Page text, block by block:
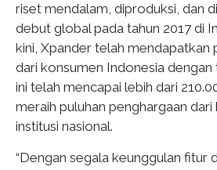
riset mendalam, diproduksi, dan
debut global pada tahun 2017 di
kini, Xpander telah mendapatkan
dari konsumen Indonesia
ini telah mencapai lebih dari
meraih puluhan penghargaan
institusi nasional.
“Dengan segala keunggulan fitur